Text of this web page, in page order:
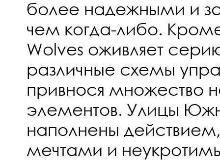
более надежными и
чем когда-либо.
Wolves оживляет
различные схемы
привнося множество
элементов. Улицы
наполнены
мечтами и